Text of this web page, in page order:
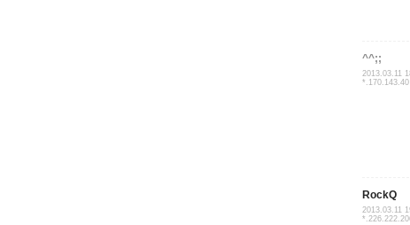
^^;;
2013.03.11
*.170.143.40
RockQ
2013.03.11